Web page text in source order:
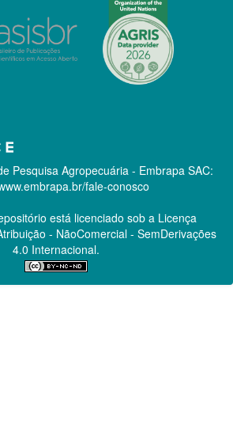
Pesquisa Agropecuária - Embrapa SAC:
fale-conosco
está licenciado sob a Licença
- NãoComercial - SemDerivações
4.0 Internacional.